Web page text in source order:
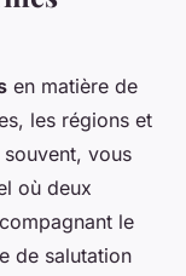
en matière de
les régions et
vous
où deux
le
de salutation